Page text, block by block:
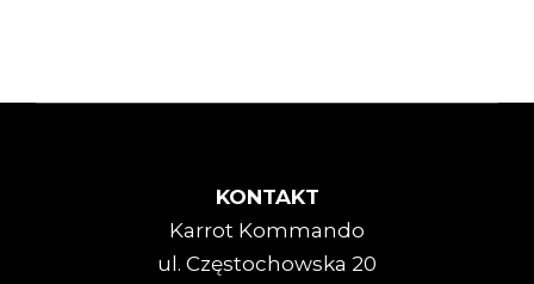
KONTAKT
Karrot Kommando
ul. Częstochowska 20